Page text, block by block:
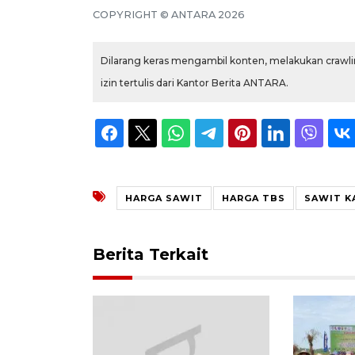
COPYRIGHT © ANTARA 2026
Dilarang keras mengambil konten, melakukan
izin tertulis dari Kantor Berita ANTARA.
HARGA SAWIT HARGA TBS SAWIT
Berita Terkait